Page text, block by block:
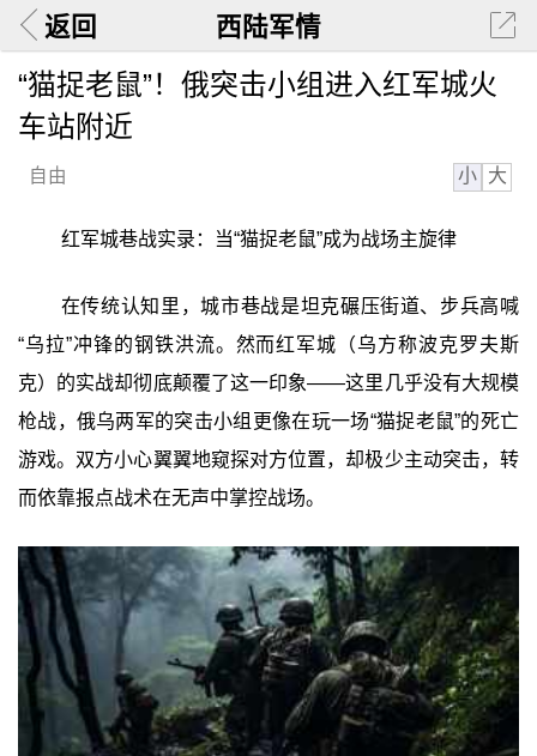
返回 西陆军情
“猫捉老鼠”！俄突击小组进入红军城火
车站附近
自由 小 大
红军城巷战实录：当“猫捉老鼠”成为战场主旋律
在传统认知里，城市巷战是坦克碾压街道、步兵高喊
“乌拉”冲锋的钢铁洪流。然而红军城（乌方称波克罗夫斯
克）的实战却彻底颠覆了这一印象——这里几乎没有大规模
枪战，俄乌两军的突击小组更像在玩一场“猫捉老鼠”的死亡
游戏。双方小心翼翼地窥探对方位置，却极少主动突击，转
而依靠报点战术在无声中掌控战场。